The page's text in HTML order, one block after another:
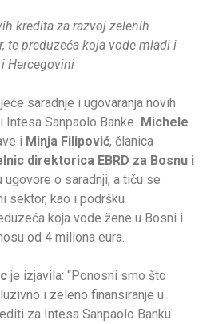
kredita za razvoj zelenih
te preduzeća koja vode mladi i
Hercegovini
saradnje i ugovaranja novih
Sanpaolo Banke Michele
i Minja Filipović, članica
direktorica EBRD za Bosnu i
o saradnji, a tiču se
sektor, kao i podršku
koja vode žene u Bosni i
od 4 miliona eura.
je izjavila: “Ponosni smo što
i zeleno finansiranje u
za Intesa Sanpaolo Banku